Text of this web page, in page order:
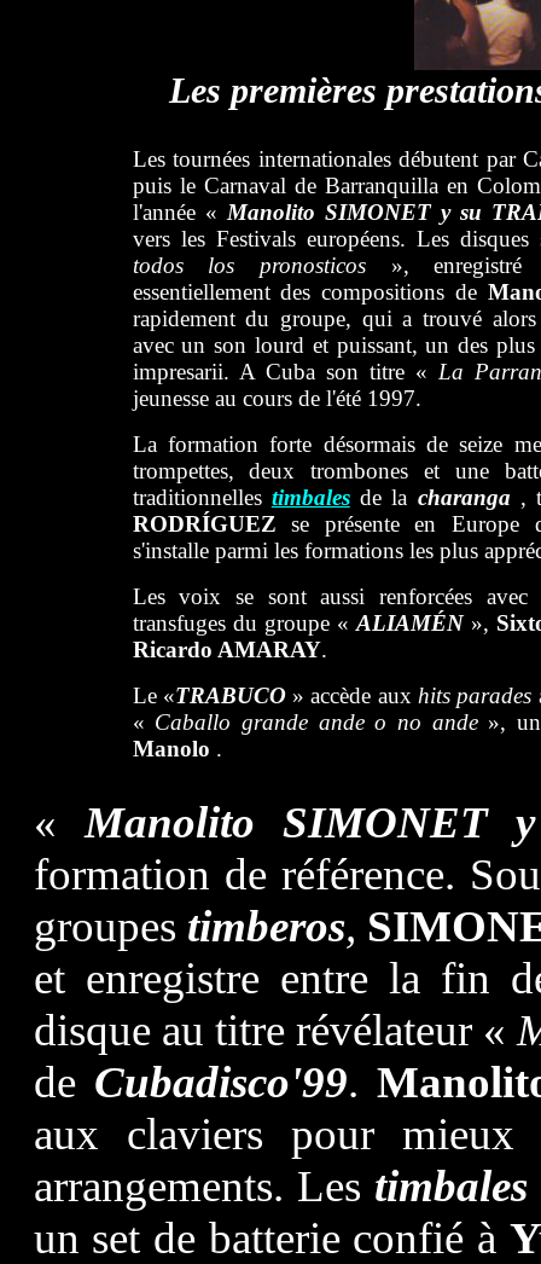
Les premières
Les tournées internationales débutent par
puis le Carnaval de Barranquilla en
l'année « Manolito SIMONET y su
vers les Festivals européens. Les
todos los pronosticos »,
essentiellement des compositions de
rapidement du groupe, qui a trouvé
avec un son lourd et puissant, un des plus
impresarii. A Cuba son titre « La
jeunesse au cours de l'été 1997.
La formation forte désormais de seize
trompettes, deux trombones et une
traditionnelles timbales de la charanga ,
RODRÍGUEZse présente en
s'installe parmi les formations les plus
Les voix se sont aussi renforcées avec
transfuges du groupe « ALIAMÉN »,
Ricardo AMARAY.
Le «TRABUCO» accède aux hits parades
« Caballo grande ande o no ande»,
Manolo .
«Manolito SIMONET
formation de référence.
groupes timberos,
et enregistre entre la fin
disque au titre révélateur «
de Cubadisco'99.
aux claviers pour
arrangements. Les timbales
un set de batterie confié à